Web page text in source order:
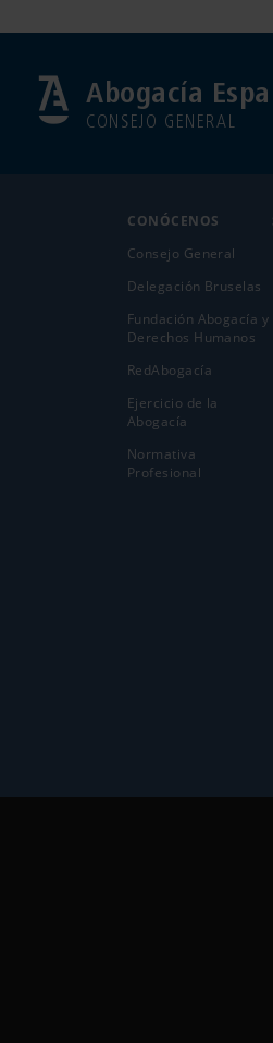
Abogacía
CONSEJO GENERAL
CONÓCENOS
Consejo General
Delegación Bruselas
Fundación Abogacía y
Derechos Humanos
RedAbogacía
Ejercicio de la
Abogací­a
Normativa
Profesional